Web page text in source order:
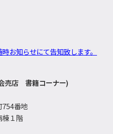
お知らせにて告知致します。
売店 書籍コーナー)
754番地
１階